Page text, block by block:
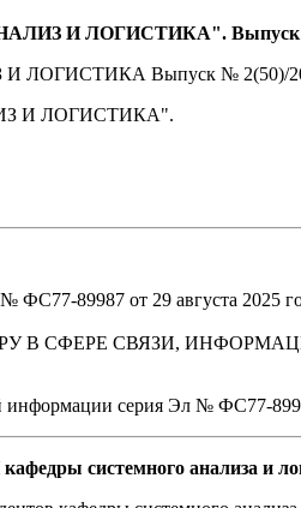
ЛОГИСТИКА". Выпуск №
И ЛОГИСТИКА".
ФС77-89987 от 29 августа 2025
В СФЕРЕ СВЯЗИ,
системного анализа и